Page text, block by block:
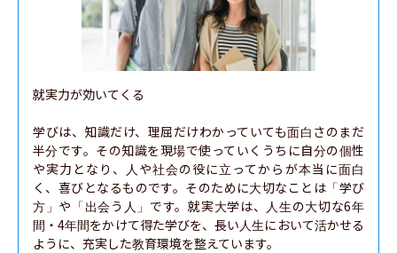
就実力が効いてくる
学びは、知識だけ、理屈だけわかっていても面白さのまだ
半分です。その知識を現場で使っていくうちに自分の個性
や実力となり、人や社会の役に立ってからが本当に面白
く、喜びとなるものです。そのために大切なことは「学び
方」や「出会う人」です。就実大学は、人生の大切な6年
間・4年間をかけて得た学びを、長い人生において活かせる
ように、充実した教育環境を整えています。